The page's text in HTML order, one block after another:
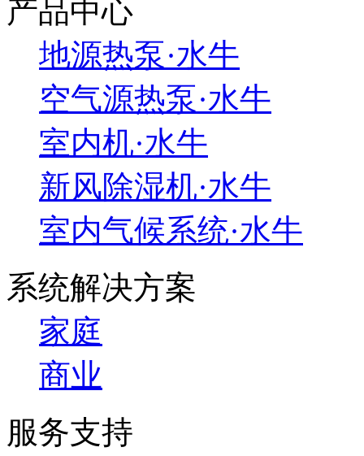
产品中心
地源热泵·水牛
空气源热泵·水牛
室内机·水牛
新风除湿机·水牛
室内气候系统·水牛
系统解决方案
家庭
商业
服务支持